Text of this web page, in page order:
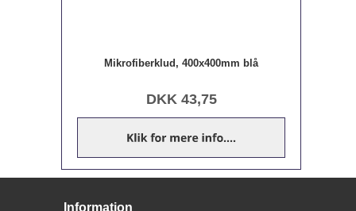
Mikrofiberklud, 400x400mm blå
DKK43,75
Information